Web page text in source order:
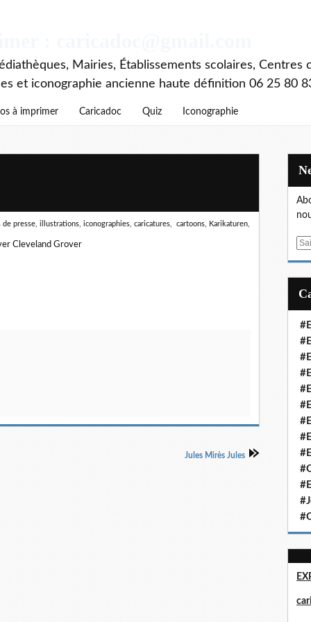
Mairies, Établissements scolaires, Centres
et iconographie ancienne haute définition 06 25 80
à imprimer Caricadoc Quiz Iconographie
presse, illustrations, iconographies, caricatures, cartoons, Karikaturen,
Cleveland Grover
Jules Mirès Jules
E